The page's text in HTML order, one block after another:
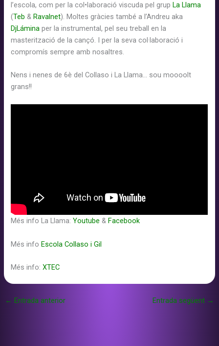
l’escola, com per la col•laboració viscuda pel grupLa Llama
(Teb &Ravalnet).Moltes gràcies també a l’Andreu aka
DjLámina per la instrumental, pel seu treballen la
masterització de la cançó. I per la seva col·laboració i
compromís sempre amb nosaltres.
Nens i nenes de 6è del Collaso i La Llama… sou moooolt
grans!!
Més info La Llama:Youtube & Facebook
Més infoEscola Collaso i Gil
Més info:XTEC
← Entrada anterior Entrada següent →